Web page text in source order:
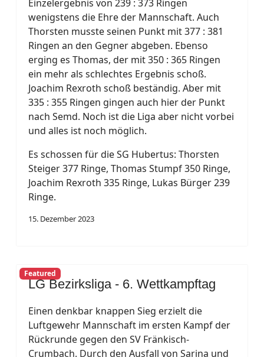
Einzelergebnis von 239 : 373 Ringen
wenigstens die Ehre der Mannschaft. Auch
Thorsten musste seinen Punkt mit 377 : 381
Ringen an den Gegner abgeben. Ebenso
erging es Thomas, der mit 350 : 365 Ringen
ein mehr als schlechtes Ergebnis schoß.
Joachim Rexroth schoß beständig. Aber mit
335 : 355 Ringen gingen auch hier der Punkt
nach Semd. Noch ist die Liga aber nicht vorbei
und alles ist noch möglich.
Es schossen für die SG Hubertus: Thorsten
Steiger 377 Ringe, Thomas Stumpf 350 Ringe,
Joachim Rexroth 335 Ringe, Lukas Bürger 239
Ringe.
15. Dezember 2023
Featured
LG Bezirksliga - 6. Wettkampftag
Einen denkbar knappen Sieg erzielt die
Luftgewehr Mannschaft im ersten Kampf der
Rückrunde gegen den SV Fränkisch-
Crumbach. Durch den Ausfall von Sarina und